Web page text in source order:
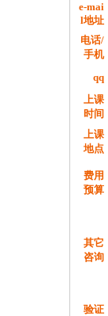
e-mai
l地址
电话/
手机
qq
上课
时间
上课
地点
费用
预算
其它
咨询
验证